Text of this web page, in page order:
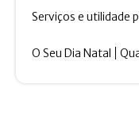
Serviços e utilidade
O Seu Dia Natal